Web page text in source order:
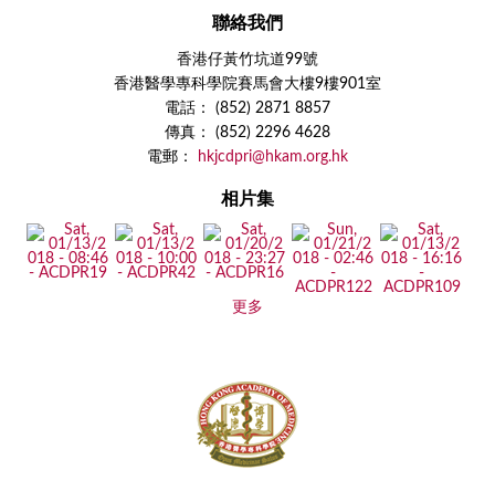
聯絡我們
香港仔黃竹坑道99號
香港醫學專科學院賽馬會大樓9樓901室
電話： (852) 2871 8857
傳真： (852) 2296 4628
電郵：
hkjcdpri@hkam.org.hk
相片集
更多